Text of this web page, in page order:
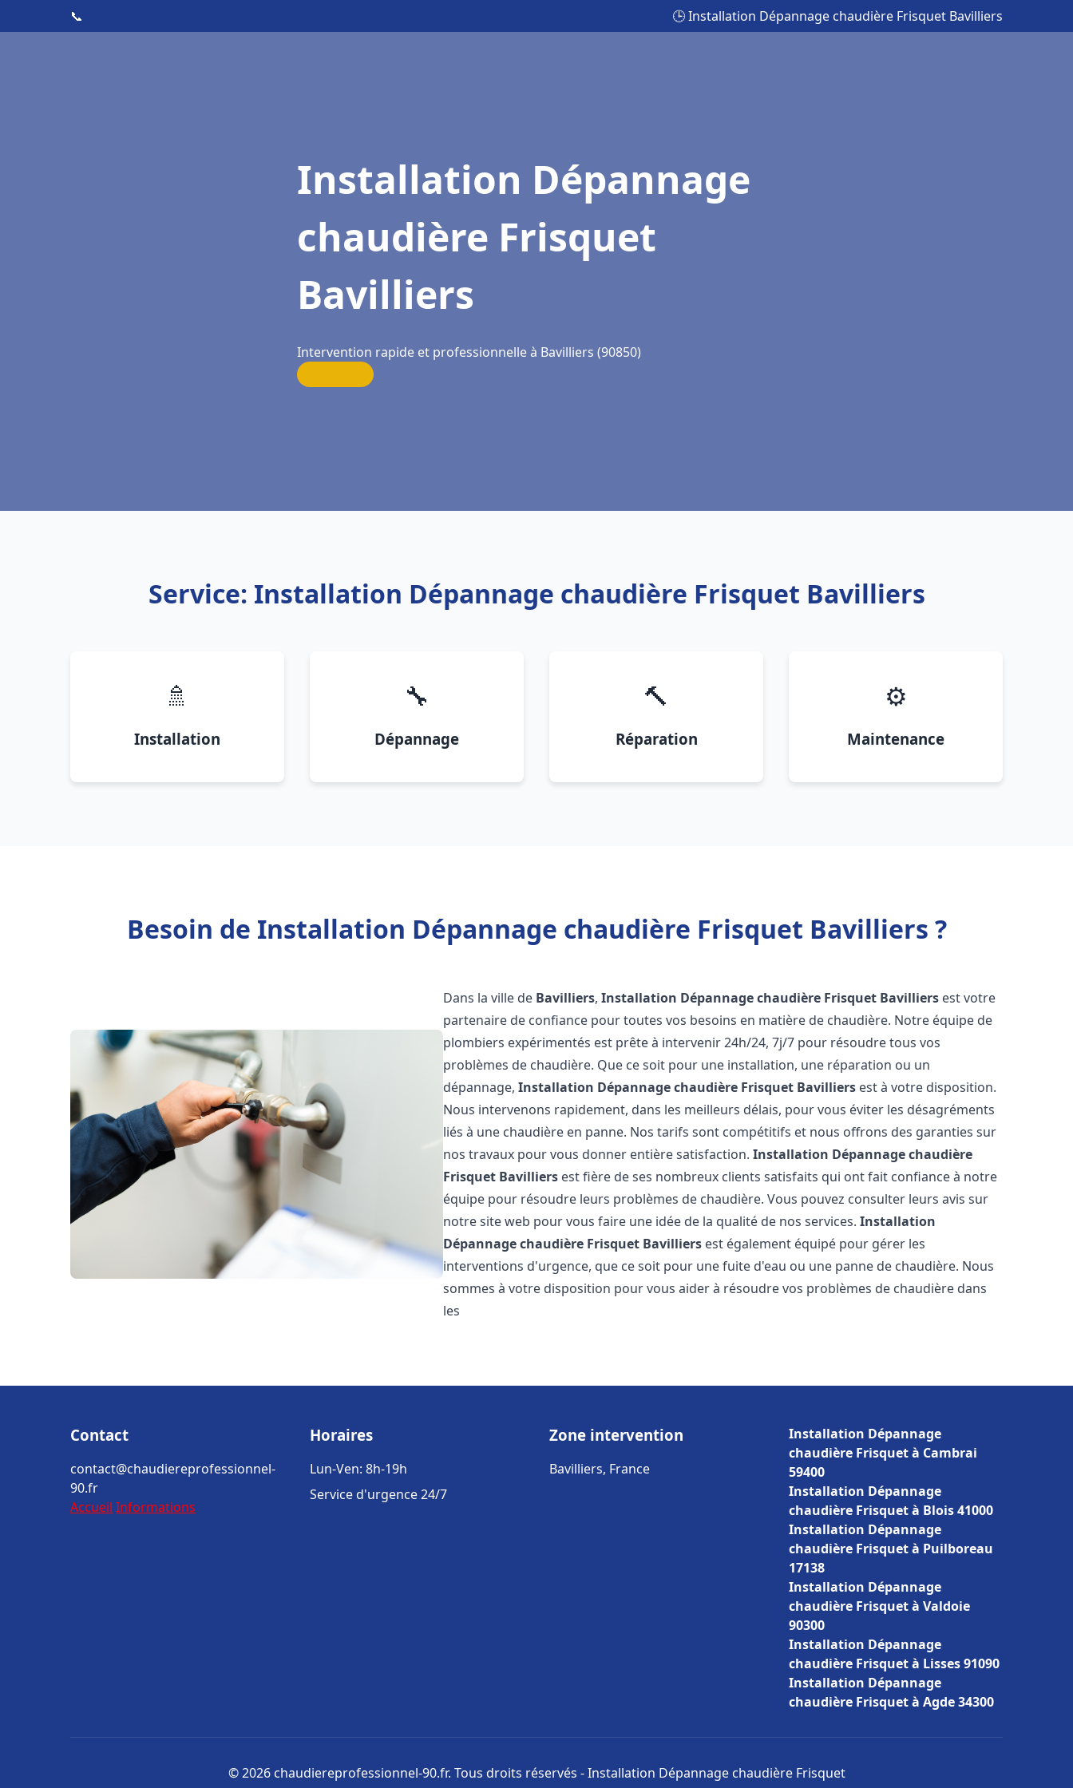
📞 🕒 Installation Dépannage chaudière Frisquet Bavilliers
Installation Dépannage
chaudière Frisquet
Bavilliers
Intervention rapide et professionnelle à Bavilliers (90850)
Service: Installation Dépannage chaudière Frisquet Bavilliers
🚿
Installation
🔧
Dépannage
🔨
Réparation
⚙️
Maintenance
Besoin de Installation Dépannage chaudière Frisquet Bavilliers ?
Dans la ville de Bavilliers,Installation Dépannage chaudière Frisquet Bavilliers est votre
partenaire de confiance pour toutes vos besoins en matière de chaudière. Notre équipe de
plombiers expérimentés est prête à intervenir 24h/24, 7j/7 pour résoudre tous vos
problèmes de chaudière. Que ce soit pour une installation, une réparation ou un
dépannage,Installation Dépannage chaudière Frisquet Bavilliers est à votre disposition.
Nous intervenons rapidement, dans les meilleurs délais, pour vous éviter les désagréments
liés à une chaudière en panne. Nos tarifs sont compétitifs et nous offrons des garanties sur
nos travaux pour vous donner entière satisfaction.Installation Dépannage chaudière
Frisquet Bavilliers est fière de ses nombreux clients satisfaits qui ont fait confiance à notre
équipe pour résoudre leurs problèmes de chaudière. Vous pouvez consulter leurs avis sur
notre site web pour vous faire une idée de la qualité de nos services.Installation
Dépannage chaudière Frisquet Bavilliers est également équipé pour gérer les
interventions d'urgence, que ce soit pour une fuite d'eau ou une panne de chaudière. Nous
sommes à votre disposition pour vous aider à résoudre vos problèmes de chaudière dans
les
Contact
contact@chaudiereprofessionnel-
90.fr
Accueil Informations
Horaires
Lun-Ven: 8h-19h
Service d'urgence 24/7
Zone intervention
Bavilliers, France
Installation Dépannage
chaudière Frisquet à Cambrai
59400
Installation Dépannage
chaudière Frisquet à Blois 41000
Installation Dépannage
chaudière Frisquet à Puilboreau
17138
Installation Dépannage
chaudière Frisquet à Valdoie
90300
Installation Dépannage
chaudière Frisquet à Lisses 91090
Installation Dépannage
chaudière Frisquet à Agde 34300
© 2026 chaudiereprofessionnel-90.fr. Tous droits réservés - Installation Dépannage chaudière Frisquet